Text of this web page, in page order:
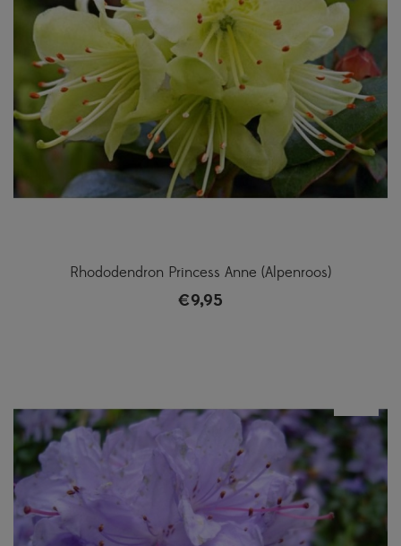
Rhododendron Princess Anne (Alpenroos)
€9,95